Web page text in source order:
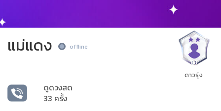
แม่แดง offline
ดูดวงสด
33 ครั้ง
ดาวรุ่ง